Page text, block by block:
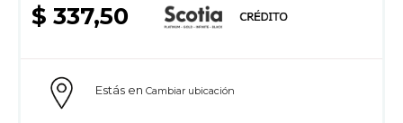
$ 337,50
Estás en Cambiar ubicación